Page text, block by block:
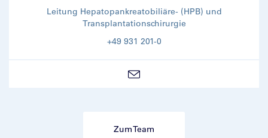
Leitung Hepatopankreatobiliäre- (HPB) und
Transplantationschirurgie
+49 931 201-0
Zum Team